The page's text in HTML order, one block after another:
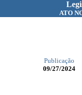
ATO
Publicação
09/27/2024